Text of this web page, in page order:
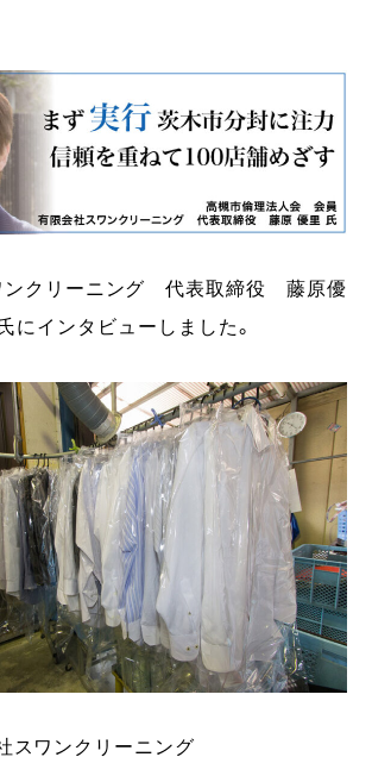
ンクリーニング 代表取締役 藤原優
にインタビューしました。
スワンクリーニング